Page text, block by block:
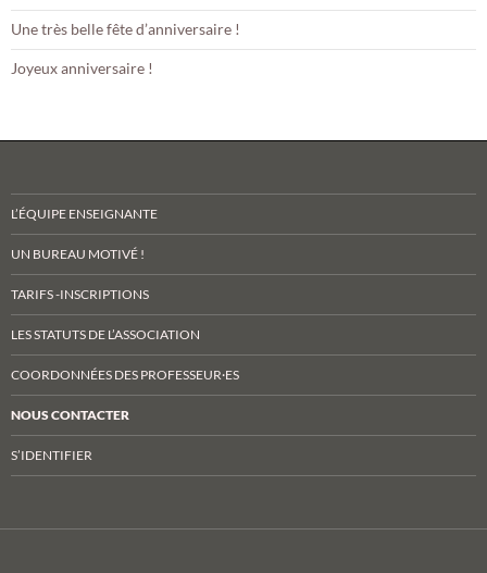
Une très belle fête d’anniversaire !
Joyeux anniversaire !
L’ÉQUIPE ENSEIGNANTE
UN BUREAU MOTIVÉ !
TARIFS -INSCRIPTIONS
LES STATUTS DE L’ASSOCIATION
COORDONNÉES DES PROFESSEUR·ES
NOUS CONTACTER
S’IDENTIFIER